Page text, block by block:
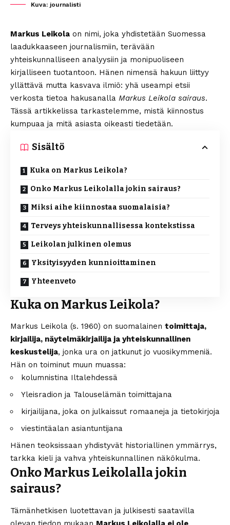
Kuva: journalisti
Markus Leikola on nimi, joka yhdistetään Suomessa
laadukkaaseen journalismiin, terävään
yhteiskunnalliseen analyysiin ja monipuoliseen
kirjalliseen tuotantoon. Hänen nimensä hakuun liittyy
yllättävä mutta kasvava ilmiö: yhä useampi etsii
verkosta tietoa hakusanalla Markus Leikola sairaus.
Tässä artikkelissa tarkastelemme, mistä kiinnostus
kumpuaa ja mitä asiasta oikeasti tiedetään.
Sisältö
Kuka on Markus Leikola?
Onko Markus Leikolalla jokin sairaus?
Miksi aihe kiinnostaa suomalaisia?
Terveys yhteiskunnallisessa kontekstissa
Leikolan julkinen olemus
Yksityisyyden kunnioittaminen
Yhteenveto
Kuka on Markus Leikola?
Markus Leikola (s. 1960) on suomalainen toimittaja,
kirjailija, näytelmäkirjailija ja yhteiskunnallinen
keskustelija, jonka ura on jatkunut jo vuosikymmeniä.
Hän on toiminut muun muassa:
kolumnistina Iltalehdessä
Yleisradion ja Talouselämän toimittajana
kirjailijana, joka on julkaissut romaaneja ja tietokirjoja
viestintäalan asiantuntijana
Hänen teoksissaan yhdistyvät historiallinen ymmärrys,
tarkka kieli ja vahva yhteiskunnallinen näkökulma.
Onko Markus Leikolalla jokin
sairaus?
Tämänhetkisen luotettavan ja julkisesti saatavilla